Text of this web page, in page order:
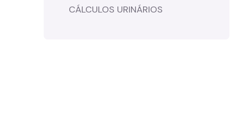
CÁLCULOS URINÁRIOS